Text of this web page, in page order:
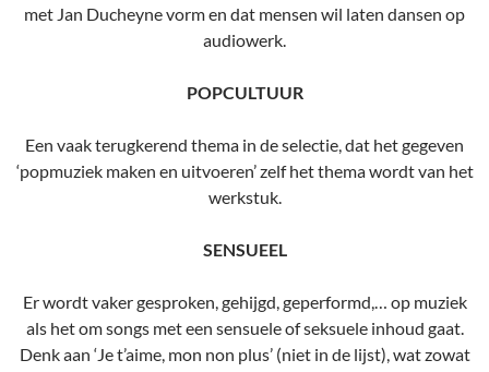
met Jan Ducheyne vorm en dat mensen wil laten dansen op
audiowerk.
POPCULTUUR
Een vaak terugkerend thema in de selectie, dat het gegeven
‘popmuziek maken en uitvoeren’ zelf het thema wordt van het
werkstuk.
SENSUEEL
Er wordt vaker gesproken, gehijgd, geperformd,… op muziek
als het om songs met een sensuele of seksuele inhoud gaat.
Denk aan ‘Je t’aime, mon non plus’ (niet in de lijst), wat zowat